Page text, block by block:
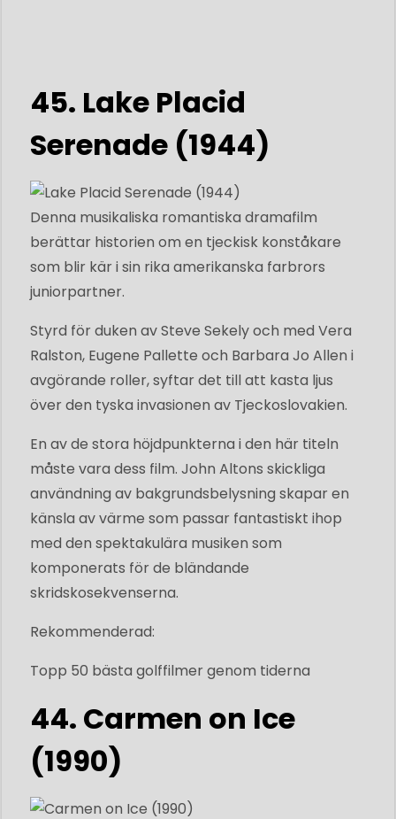
45. Lake Placid
Serenade (1944)
Denna musikaliska romantiska dramafilm
berättar historien om en tjeckisk konståkare
som blir kär i sin rika amerikanska farbrors
juniorpartner.
Styrd för duken av Steve Sekely och med Vera
Ralston, Eugene Pallette och Barbara Jo Allen i
avgörande roller, syftar det till att kasta ljus
över den tyska invasionen av Tjeckoslovakien.
En av de stora höjdpunkterna i den här titeln
måste vara dess film. John Altons skickliga
användning av bakgrundsbelysning skapar en
känsla av värme som passar fantastiskt ihop
med den spektakulära musiken som
komponerats för de bländande
skridskosekvenserna.
Rekommenderad:
Topp 50 bästa golffilmer genom tiderna
44. Carmen on Ice
(1990)